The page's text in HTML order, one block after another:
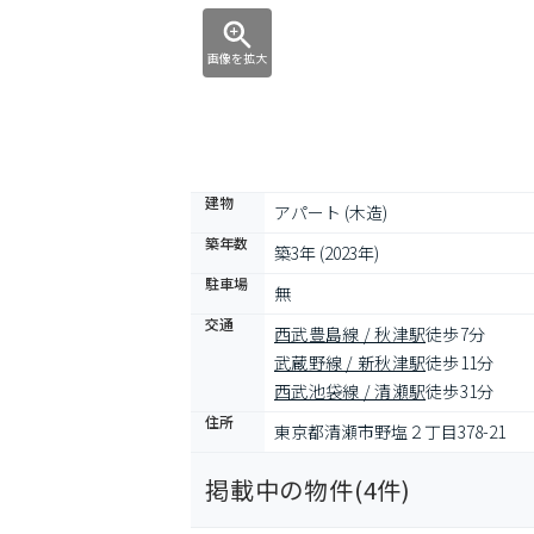
画像を拡大
建物 アパート (木造)
築年数 築3年 (2023年)
駐車場 無
交通 西武豊島線 / 秋津駅徒歩7分
武蔵野線 / 新秋津駅徒歩11分
西武池袋線 / 清瀬駅徒歩31分
住所 東京都清瀬市野塩２丁目378-21
掲載中の物件(4件)